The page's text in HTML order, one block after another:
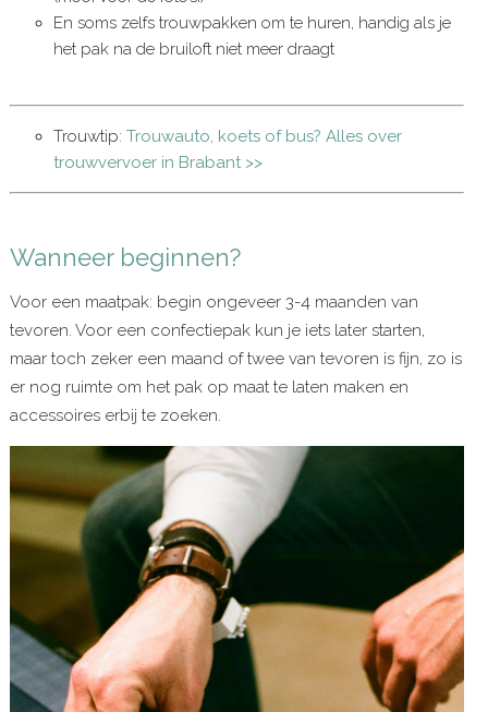
En soms zelfs trouwpakken om te huren, handig als je
het pak na de bruiloft niet meer draagt
Trouwtip: Trouwauto, koets of bus? Alles over
trouwvervoer in Brabant >>
Wanneer beginnen?
Voor een maatpak: begin ongeveer 3-4 maanden van
tevoren. Voor een confectiepak kun je iets later starten,
maar toch zeker een maand of twee van tevoren is fijn, zo is
er nog ruimte om het pak op maat te laten maken en
accessoires erbij te zoeken.